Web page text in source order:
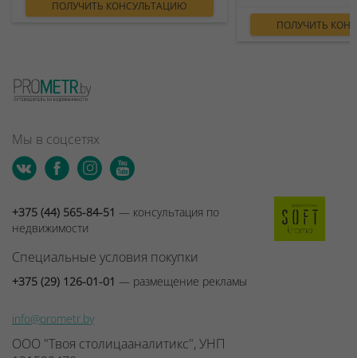
ПОЛУЧИТЬ КОНСУЛЬТАЦИЮ
ПОЛУЧИТЬ
Мы в соцсетях
+375 (44) 565-84-51 — консультация по
недвижимости
Специальные условия покупки
+375 (29) 126-01-01 — размещение рекламы
info@prometr.by
ООО "Твоя столицааналитикс", УНП